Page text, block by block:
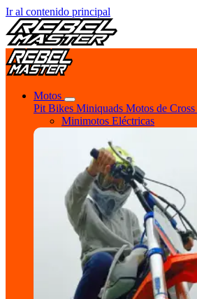
Ir al contenido principal
Motos
Pit Bikes Miniquads Motos de Cross
Minimotos Eléctricas